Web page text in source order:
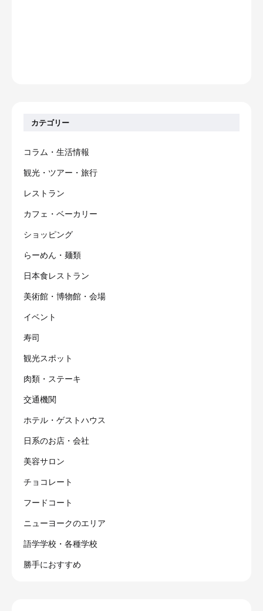
カテゴリー
コラム・生活情報
観光・ツアー・旅行
レストラン
カフェ・ベーカリー
ショッピング
らーめん・麺類
日本食レストラン
美術館・博物館・会場
イベント
寿司
観光スポット
肉類・ステーキ
交通機関
ホテル・ゲストハウス
日系のお店・会社
美容サロン
チョコレート
フードコート
ニューヨークのエリア
語学学校・各種学校
勝手におすすめ